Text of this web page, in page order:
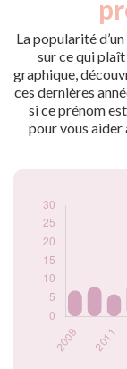
La popularité
sur ce qui
graphique,
ces dernières
si ce prénom
pour vous aider
Popularité du
prénom Octave par
2010
8
2011
6
2012
9
2014
10
2015
8
2016
15
2020
2022
2023
29